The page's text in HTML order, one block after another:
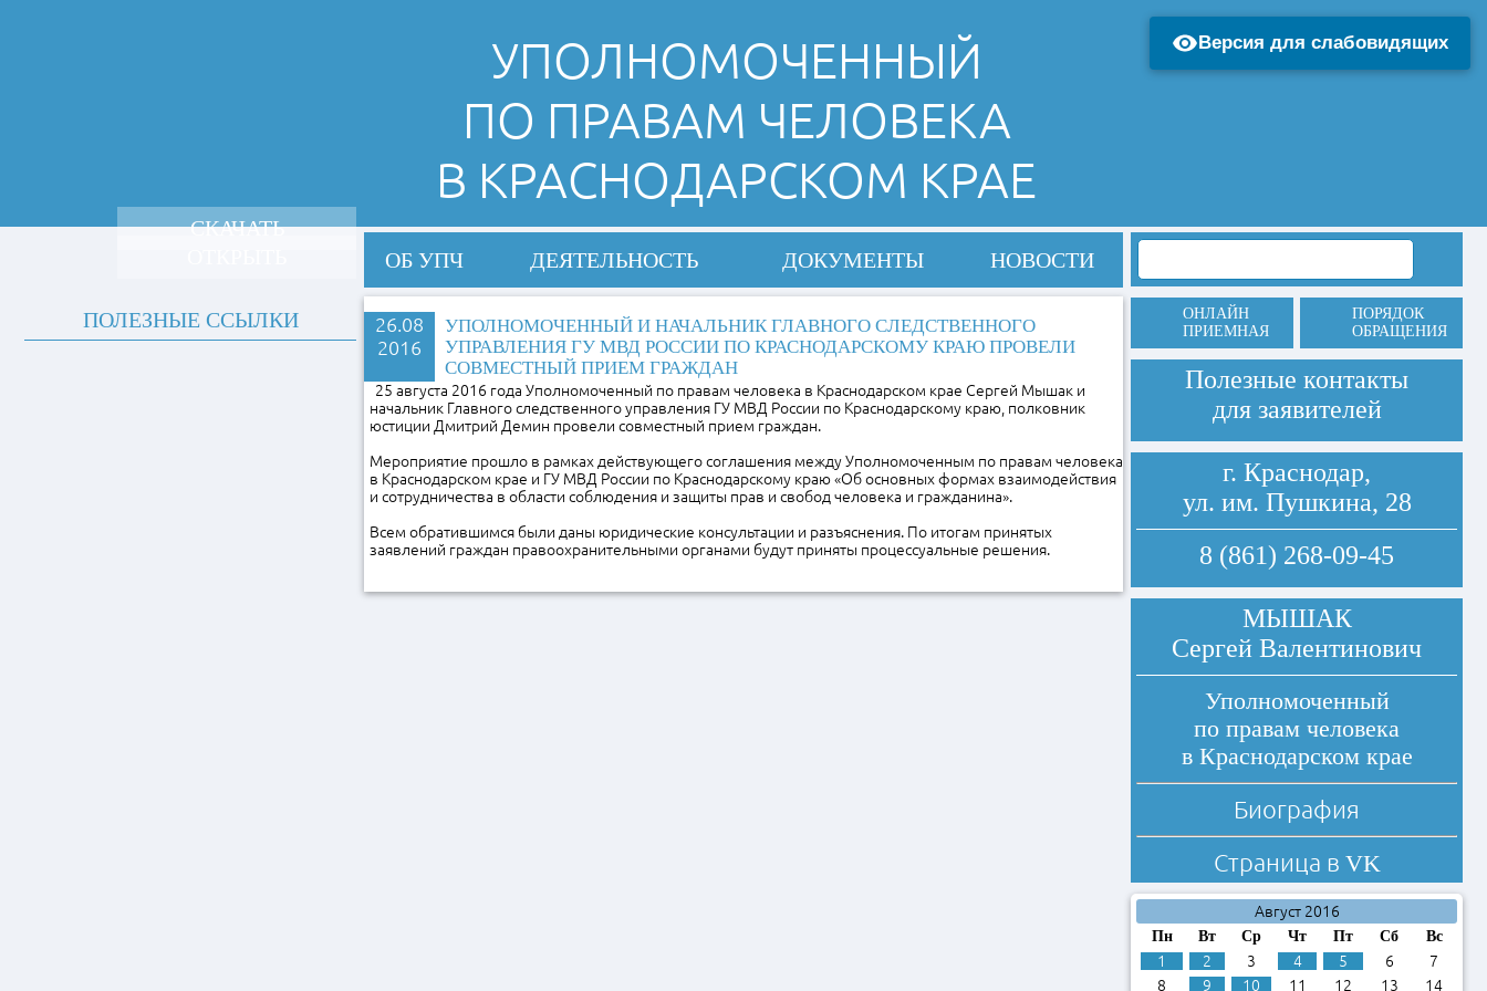
УПОЛНОМОЧЕННЫЙ
ПО ПРАВАМ ЧЕЛОВЕКА
В КРАСНОДАРСКОМ КРАЕ
ОБ УПЧ ДЕЯТЕЛЬНОСТЬ ДОКУМЕНТЫ НОВОСТИ
26.08
2016
УПОЛНОМОЧЕННЫЙ И НАЧАЛЬНИК ГЛАВНОГО СЛЕДСТВЕННОГО
УПРАВЛЕНИЯ ГУ МВД РОССИИ ПО КРАСНОДАРСКОМУ КРАЮ ПРОВЕЛИ
СОВМЕСТНЫЙ ПРИЕМ ГРАЖДАН
25 августа 2016 года Уполномоченный по правам человека в Краснодарском крае Сергей Мышак и
начальник Главного следственного управления ГУ МВД России по Краснодарскому краю, полковник
юстиции Дмитрий Демин провели совместный прием граждан.
Мероприятие прошло в рамках действующего соглашения между Уполномоченным по правам человека
в Краснодарском крае и ГУ МВД России по Краснодарскому краю «Об основных формах взаимодействия
и сотрудничества в области соблюдения и защиты прав и свобод человека и гражданина».
Всем обратившимся были даны юридические консультации и разъяснения. По итогам принятых
заявлений граждан правоохранительными органами будут приняты процессуальные решения.
СКАЧАТЬ
ПОЛЕЗНЫЕ ССЫЛКИ
ОНЛАЙН
ПРИЕМНАЯ
ПОРЯДОК
ОБРАЩЕНИЯ
Полезные контакты
для заявителей
г. Краснодар,
ул. им. Пушкина, 28
8 (861) 268-09-45
МЫШАК
Сергей Валентинович
Уполномоченный
по правам человека
в Краснодарском крае
Биография
Страница в VK
Август 2016
Пн Вт Ср Чт Пт Сб Вс
1 2 3 4 5 6
7
8
9 10 11 12 13 14
Версия для слабовидящих